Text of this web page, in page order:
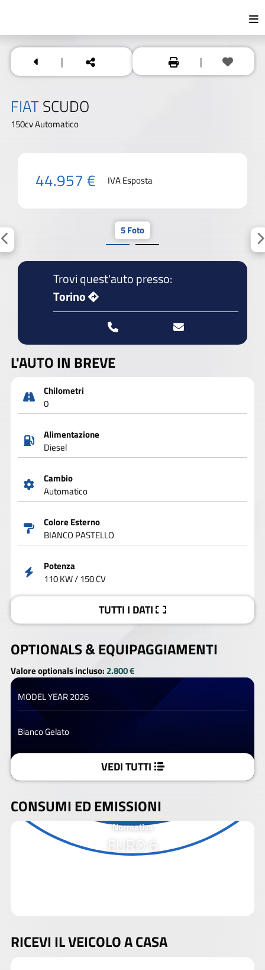
| |
FIATSCUDO
150cv Automatico
44.957 € IVA Esposta
5 Foto
Trovi quest'auto presso:
Torino
L'AUTO IN BREVE
Chilometri
0
Alimentazione
Diesel
Cambio
Automatico
Colore Esterno
BIANCO PASTELLO
Potenza
110 KW / 150 CV
TUTTI I DATI
OPTIONALS &EQUIPAGGIAMENTI
Valore optionals incluso: 2.800 €
MODEL YEAR 2026
Bianco Gelato
VEDI TUTTI
CONSUMI ED EMISSIONI
Normativa
EURO 6
RICEVI IL VEICOLO A CASA